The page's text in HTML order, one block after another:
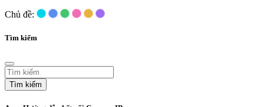
Chủ đề:
Tìm kiếm
Tìm kiếm